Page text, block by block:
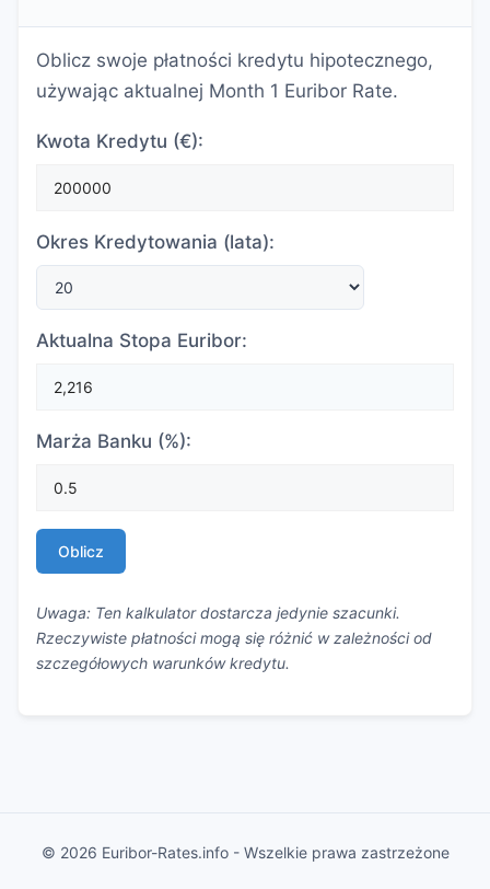
Oblicz swoje płatności kredytu hipotecznego,
używając aktualnej Month 1 Euribor Rate.
Kwota Kredytu (€):
Okres Kredytowania (lata):
Aktualna Stopa Euribor:
Marża Banku (%):
Oblicz
Uwaga: Ten kalkulator dostarcza jedynie szacunki.
Rzeczywiste płatności mogą się różnić w zależności od
szczegółowych warunków kredytu.
© 2026 Euribor-Rates.info - Wszelkie prawa zastrzeżone